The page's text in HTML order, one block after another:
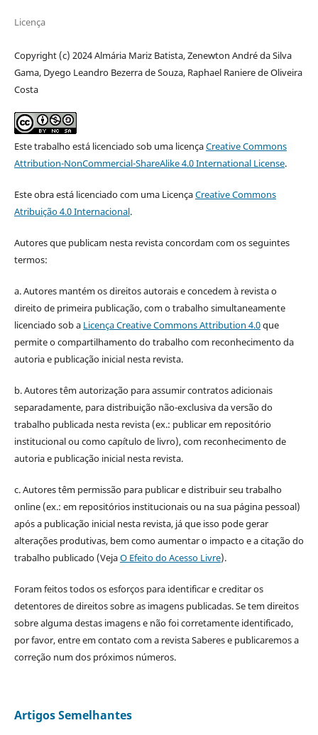
Licença
Copyright (c) 2024 Almária Mariz Batista, Zenewton André da Silva
Gama, Dyego Leandro Bezerra de Souza, Raphael Raniere de Oliveira
Costa
Este trabalho está licenciado sob uma licençaCreative Commons
Attribution-NonCommercial-ShareAlike 4.0 International License.
Este obra está licenciado com uma LicençaCreative Commons
Atribuição 4.0 Internacional.
Autores que publicam nesta revista concordam com os seguintes
termos:
a. Autores mantém os direitos autorais e concedem à revista o
direito de primeira publicação, com o trabalho simultaneamente
licenciado sob a Licença Creative Commons Attribution 4.0que
permite o compartilhamento do trabalho com reconhecimento da
autoria e publicação inicial nesta revista.
b. Autores têm autorização para assumir contratos adicionais
separadamente, para distribuição não-exclusiva da versão do
trabalho publicada nesta revista (ex.: publicar em repositório
institucional ou como capítulo de livro), com reconhecimento de
autoria e publicação inicial nesta revista.
c. Autores têm permissão para publicar e distribuir seu trabalho
online (ex.: em repositórios institucionais ou na sua página pessoal)
após a publicação inicial nesta revista, já que isso pode gerar
alterações produtivas, bem como aumentar o impacto e a citação do
trabalho publicado (VejaO Efeito do Acesso Livre).
Foram feitos todos os esforços para identificar e creditar os
detentores de direitos sobre as imagens publicadas. Se tem direitos
sobre alguma destas imagens e não foi corretamente identificado,
por favor, entre em contato com a revista Saberes e publicaremos a
correção num dos próximos números.
Artigos Semelhantes